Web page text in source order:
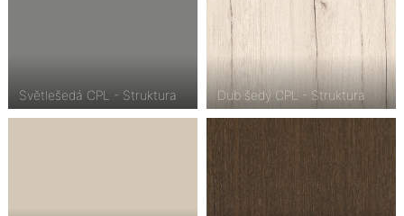
Světlešedá CPL - Struktura Dub šedý CPL - Struktura